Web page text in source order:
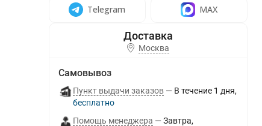
Telegram MAX
Москва
Самовывоз
Пункт выдачи заказов В течение 1 дня
Бесплатно
Помощь менеджера
Завтра